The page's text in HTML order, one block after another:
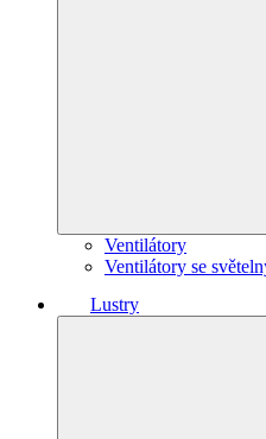
Ventilátory
Ventilátory se
Lustry